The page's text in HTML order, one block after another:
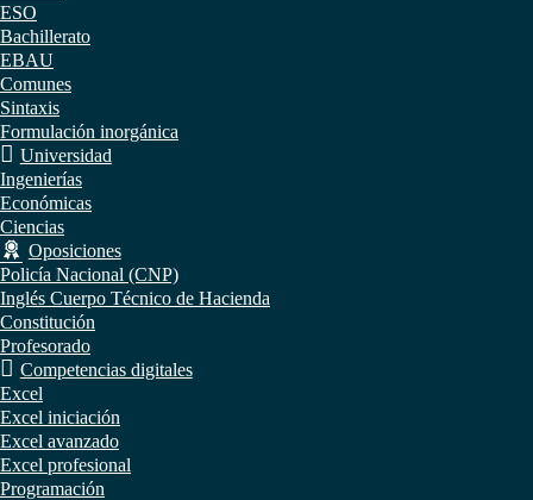
ESO
Bachillerato
EBAU
Comunes
Sintaxis
Formulación inorgánica
Universidad
Ingenierías
Económicas
Ciencias
Oposiciones
Policía Nacional (CNP)
Inglés Cuerpo Técnico de Hacienda
Constitución
Profesorado
Competencias digitales
Excel
Excel iniciación
Excel avanzado
Excel profesional
Programación